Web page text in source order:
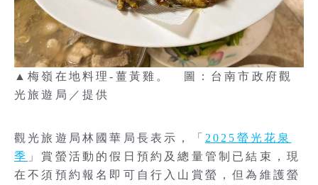
▲梅嶺在地料理-薑黃雞。 圖：台南市政府觀
光旅遊局／提供
觀光旅遊局林國華局長表示，「 2025螢光花泉
季 」賞螢活動的假日預約及總量管制已結束，現
在不須預約報名即可自行入山賞螢，但為維護螢